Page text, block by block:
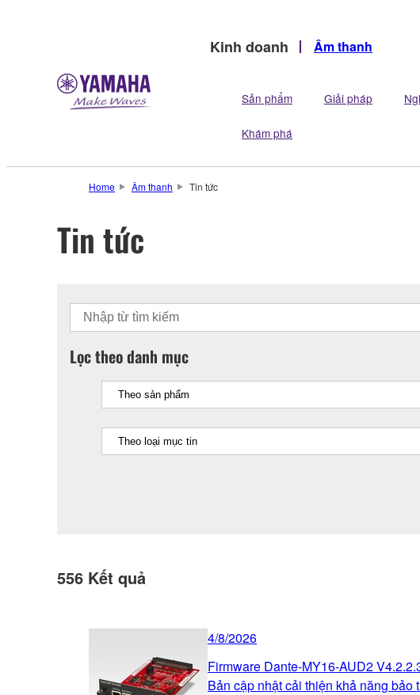
Kinh doanh Âm thanh
Sản phẩm Giải pháp
Khám phá
Home Âm thanh Tin tức
Tin tức
Lọc theo danh mục
556 Kết quả
4/8/2026
Firmware Dante-MY16-AUD2
Bản cập nhật cải thiện khả năng bảo